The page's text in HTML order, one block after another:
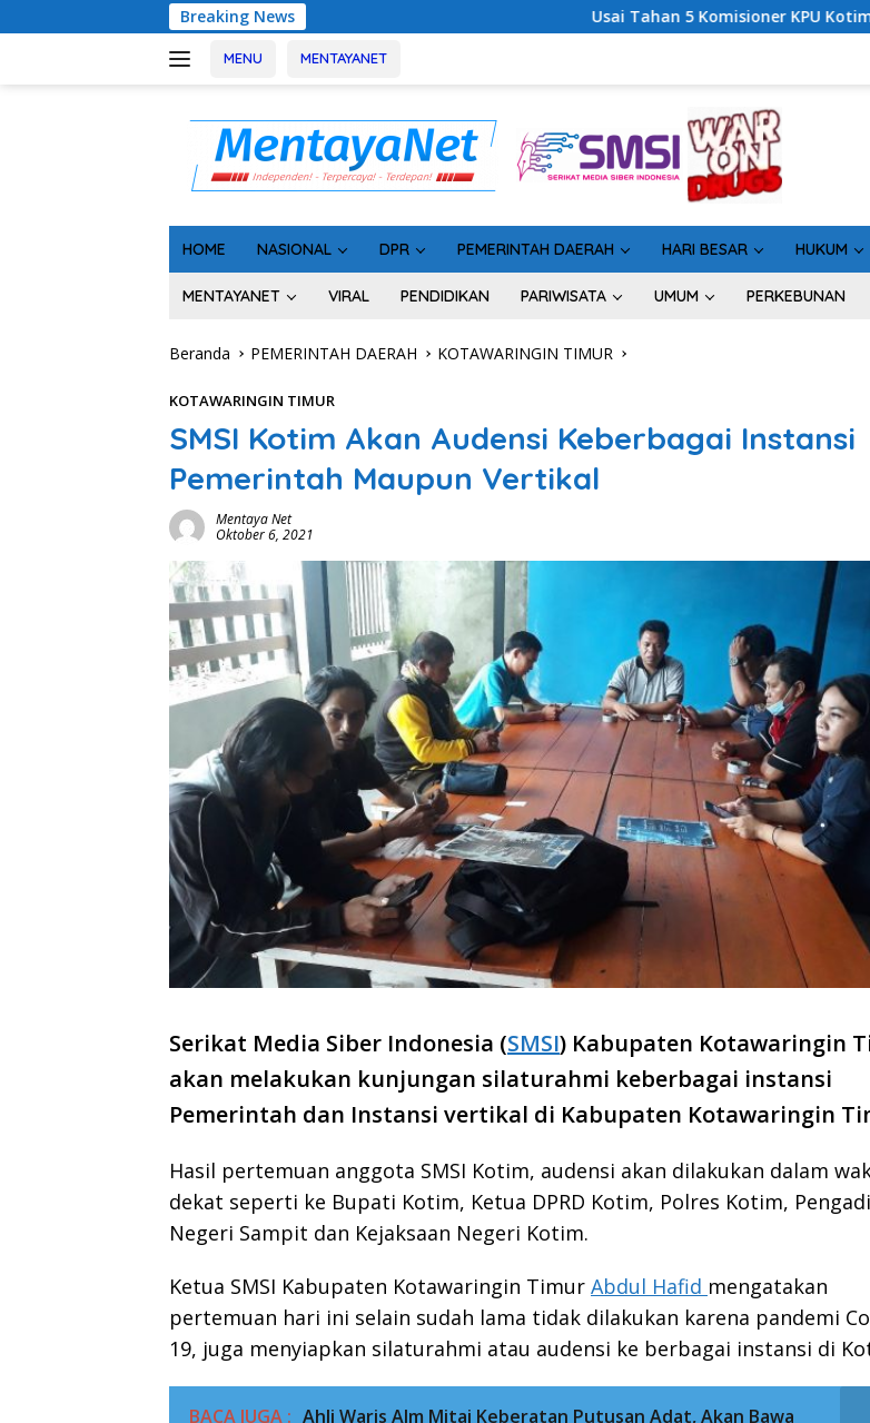
ke
Breaking News Usai Tahan 5 Komisioner KPU Kotim, Kejati Kalteng Sinyalkan Ada
MENU MENTAYANET
HOME NASIONAL DPR PEMERINTAH DAERAH HARI BESAR HUKUM
MENTAYANET VIRAL PENDIDIKAN PARIWISATA UMUM PERKEBUNAN
Beranda PEMERINTAH DAERAH KOTAWARINGIN TIMUR
KOTAWARINGIN TIMUR
SMSI Kotim Akan Audensi Keberbagai Instansi
Pemerintah Maupun Vertikal
Mentaya Net
Oktober 6, 2021
Serikat Media Siber Indonesia (SMSI) Kabupaten Kotawaringin
akan melakukan kunjungan silaturahmi keberbagai instansi
Pemerintah dan Instansi vertikal di Kabupaten Kotawaringin
Hasil pertemuan anggota SMSI Kotim, audensi akan dilakukan dalam
dekat seperti ke Bupati Kotim, Ketua DPRD Kotim, Polres Kotim,
Negeri Sampit dan Kejaksaan Negeri Kotim.
Ketua SMSI Kabupaten Kotawaringin Timur Abdul Hafid mengatakan
pertemuan hari ini selain sudah lama tidak dilakukan karena pandemi
19, juga menyiapkan silaturahmi atau audensi ke berbagai instansi di
BACA JUGA : Ahli Waris Alm Mitai Keberatan Putusan Adat, Akan Bawa